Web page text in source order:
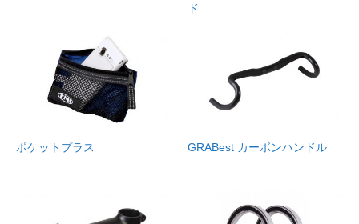
ド
ポケットプラス GRABest カーボンハンドル